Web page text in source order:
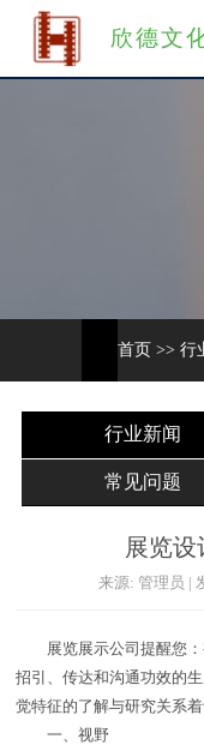
欣德文
首页 >> 行
行业新闻
常见问题
展览
来源: 管理员 |
展览展示公司提醒您：
招引、传达和沟通功效的
觉特征的了解与研究关系着
一、视野